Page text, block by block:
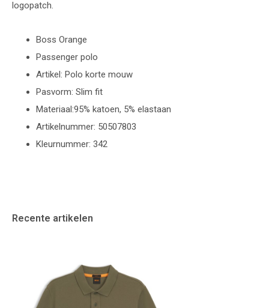
logopatch.
Boss Orange
Passenger polo
Artikel: Polo korte mouw
Pasvorm: Slim fit
Materiaal:95% katoen, 5% elastaan
Artikelnummer: 50507803
Kleurnummer: 342
Recente artikelen